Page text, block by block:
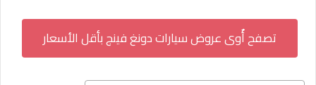
تصفح أٌوى عروض سيارات دونغ فينج بأقل الأسعار